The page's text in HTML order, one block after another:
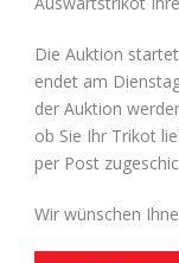
Die Auktion
endet am
der Auktion
ob Sie Ihr Trikot
per Post
Wir wünschen